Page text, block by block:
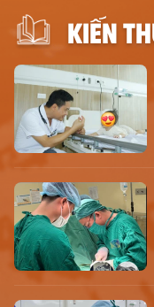
KIẾN